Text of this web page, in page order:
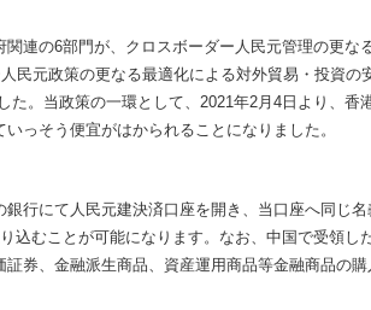
連の6部門が、クロスボーダー人民元管理の更な
民元政策の更なる最適化による対外貿易・投資の
た。当政策の一環として、2021年2月4日より、香
っそう便宜がはかられることになりました。
行にて人民元建決済口座を開き、当口座へ同じ
込むことが可能になります。なお、中国で受領し
券、金融派生商品、資産運用商品等金融商品の